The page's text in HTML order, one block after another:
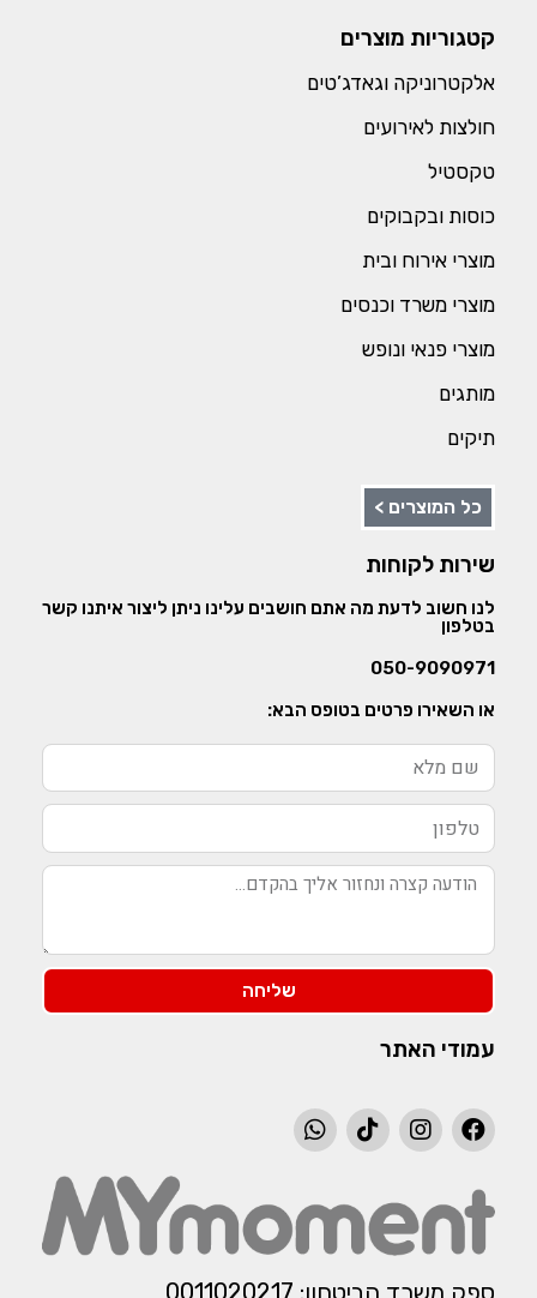
קטגוריות מוצרים
אלקטרוניקה וגאדג’טים
חולצות לאירועים
טקסטיל
כוסות ובקבוקים
מוצרי אירוח ובית
מוצרי משרד וכנסים
מוצרי פנאי ונופש
מותגים
תיקים
כל המוצרים >
שירות לקוחות
לנו חשוב לדעת מה אתם חושבים עלינו ניתן ליצור איתנו קשר
בטלפון
050-9090971
או השאירו פרטים בטופס הבא:
שליחה
עמודי האתר
ספק משרד הביטחון: 0011020217​​